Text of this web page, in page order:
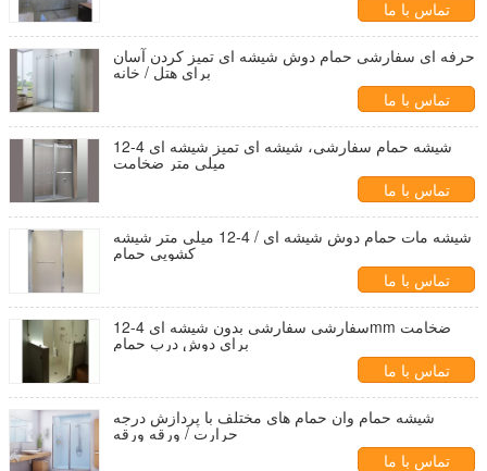
تماس با ما
حرفه ای سفارشی حمام دوش شیشه ای تمیز کردن آسان
برای هتل / خانه
تماس با ما
شیشه حمام سفارشی، شیشه ای تمیز شیشه ای 4-12
میلی متر ضخامت
تماس با ما
شیشه مات حمام دوش شیشه ای / 4-12 میلی متر شیشه
کشویی حمام
تماس با ما
سفارشی سفارشی بدون شیشه ای 4-12mm ضخامت
برای دوش درب حمام
تماس با ما
شیشه حمام وان حمام های مختلف با پردازش درجه
حرارت / ورقه ورقه
تماس با ما